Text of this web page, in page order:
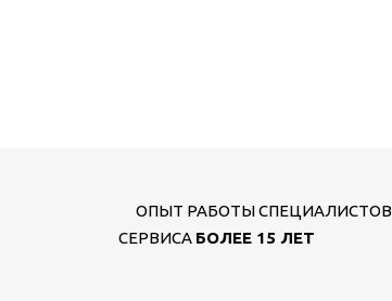
ОПЫТ РАБОТЫ СПЕЦИАЛИСТОВ
СЕРВИСА БОЛЕЕ 15 ЛЕТ